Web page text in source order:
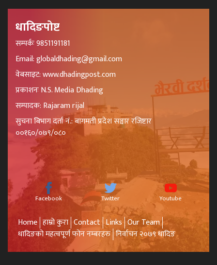
धादिङपोष्ट
सम्पर्कः 9851191181
Email: globaldhading@gmail.com
वेबसाइट: www.dhadingpost.com
प्रकाशनः N.S. Media Dhading
सम्पादक: Rajaram rijal
सुचना बिभाग दर्ता नं.: बागमती प्रदेश सञ्चार रजिष्टार
००१६०/०७९/०८०
Facebook Twitter Youtube
Home हाम्रो कुरा Contact Links Our Team
धादिङको महत्वपूर्ण फोन नम्बरहरु निर्वाचन २०७९ धादिङ